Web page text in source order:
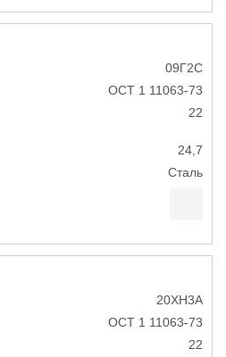
09Г2С
ОСТ 1 11063-73
22
24,7
Сталь
20ХН3А
ОСТ 1 11063-73
22